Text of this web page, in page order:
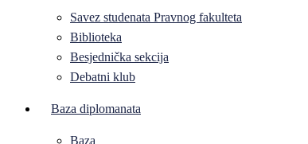
Savez studenata Pravnog fakulteta
Biblioteka
Besjednička sekcija
Debatni klub
Baza diplomanata
Baza